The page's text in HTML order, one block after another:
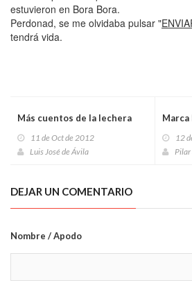
estuvieron en Bora Bora.
Perdonad, se me olvidaba pulsar "
tendrá vida.
Más cuentos de la lechera
11 de Oct de 2012
Luis José de Ávila
Marca
12
Pilar
DEJAR UN COMENTARIO
Nombre / Apodo